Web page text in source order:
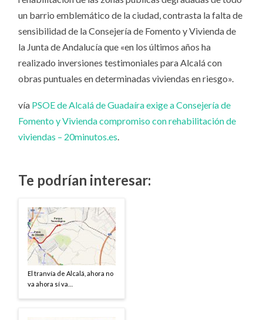
un barrio emblemático de la ciudad, contrasta la falta de
sensibilidad de la Consejería de Fomento y Vivienda de
la Junta de Andalucía que «en los últimos años ha
realizado inversiones testimoniales para Alcalá con
obras puntuales en determinadas viviendas en riesgo».
vía PSOE de Alcalá de Guadaíra exige a Consejería de
Fomento y Vivienda compromiso con rehabilitación de
viviendas – 20minutos.es
Te podrían interesar:
El tranvía de Alcalá, ahora no
va ahora sí va…